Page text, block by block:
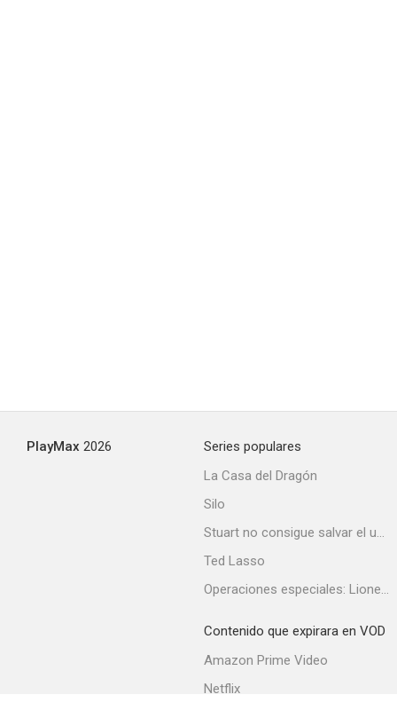
PlayMax 2026
Series populares
La Casa del Dragón
Silo
Stuart no consigue salvar el universo
Ted Lasso
Operaciones especiales: Lioness
Contenido que expirara en VOD
Amazon Prime Video
Netflix